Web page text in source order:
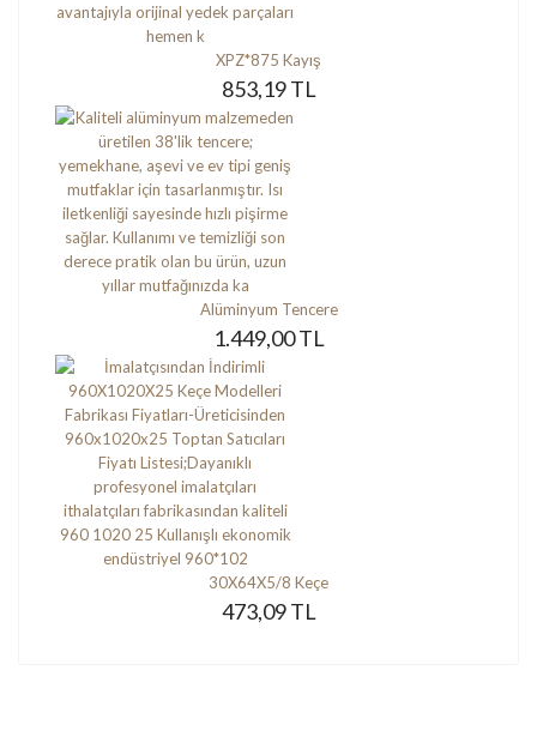
XPZ*875 Kayış
853,19 TL
Alüminyum Tencere
1.449,00 TL
30X64X5/8 Keçe
473,09 TL